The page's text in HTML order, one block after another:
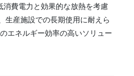
消費電力と効果的な放熱を考慮
生産施設での長期使用に耐えら
エネルギー効率の高いソリュー